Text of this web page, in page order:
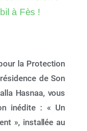
le réseau
à Fès !
la Protection
de Son
Hasnaa, vous
inédite : « Un
», installée au